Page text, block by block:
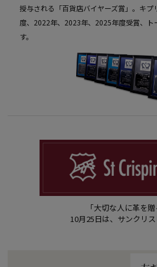
授与される「百貨店バイヤーズ賞」。キ
度、2022年、2023年、2025年度受賞、ト
す。
「大切な人に革を贈
10月25日は、サンクリス